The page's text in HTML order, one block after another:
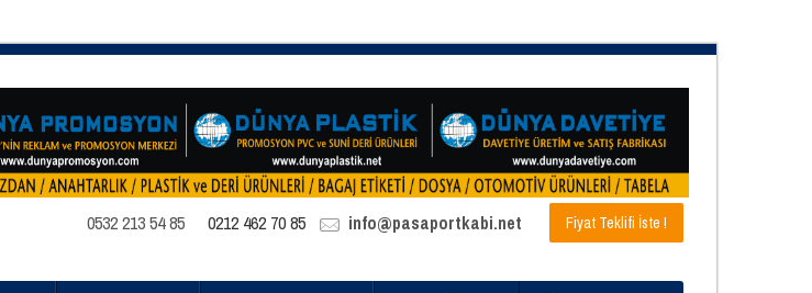
0532 213 54 85 0212 462 70 85 info@pasaportkabi.net Fiyat Teklifi İste !